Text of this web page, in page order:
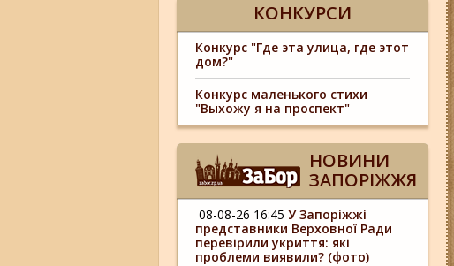
КОНКУРСИ
Конкурс "Где эта улица, где этот
дом?"
Конкурс маленького стихи
"Выхожу я на проспект"
НОВИНИ
ЗАПОРІЖЖЯ
08-08-26 16:45 У Запоріжжі
представники Верховної Ради
перевірили укриття: які
проблеми виявили? (фото)